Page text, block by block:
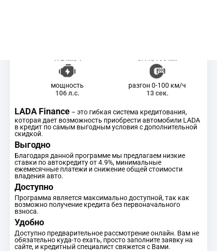
мощность
106 л.с.
разгон 0-100 км/ч
13 сек.
LADA Finance – это гибкая система кредитования,
которая дает возможность приобрести автомобили LADA
в кредит по самым выгодным условия с дополнительной
скидкой.
Выгодно
Благодаря данной программе мы предлагаем низкие
ставки по автокредиту от 4.9%, минимальные
ежемесячные платежи и снижение общей стоимости
владения авто.
Доступно
Программа является максимально доступной, так как
возможно получение кредита без первоначального
взноса.
Удобно
Доступно предварительное рассмотрение онлайн. Вам не
обязательно куда-то ехать, просто заполните заявку на
сайте, и кредитный специалист свяжется с Вами.